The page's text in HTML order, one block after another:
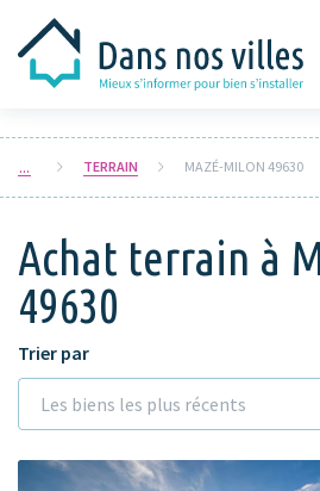
TERRAIN MAZÉ-MILON 49630
Achat terrain à
49630
Trier par
Les biens les plus récents